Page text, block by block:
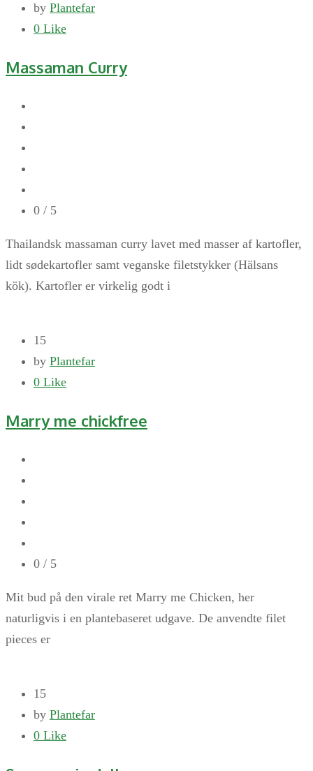
by Plantefar
0 Like
Massaman Curry
0 / 5
Thailandsk massaman curry lavet med masser af kartofler,
lidt sødekartofler samt veganske filetstykker (Hälsans
kök). Kartofler er virkelig godt i
15
by Plantefar
0 Like
Marry me chickfree
0 / 5
Mit bud på den virale ret Marry me Chicken, her
naturligvis i en plantebaseret udgave. De anvendte filet
pieces er
15
by Plantefar
0 Like